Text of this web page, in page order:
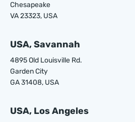
Chesapeake
VA 23323, USA
USA, Savannah
4895 Old Louisville Rd.
Garden City
GA 31408, USA
USA, Los Angeles